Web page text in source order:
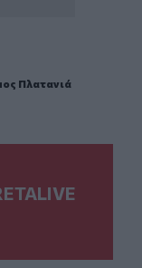
Πλατανιά